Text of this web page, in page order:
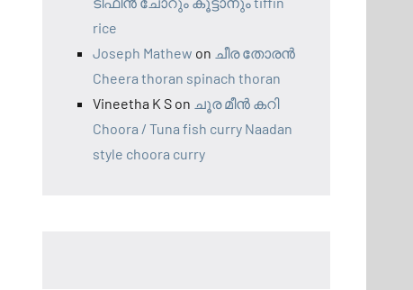
rice
Joseph Mathew on ചീര തോരൻ
Cheera thoran spinach thoran
Vineetha K S on ചൂര മീന്‍ കറി
Choora / Tuna fish curry Naadan
style choora curry